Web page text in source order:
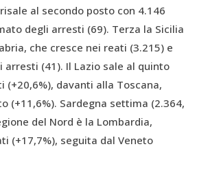
al secondo posto con 4.146
degli arresti (69). Terza la Sicilia
che cresce nei reati (3.215) e
arresti (41). Il Lazio sale al quinto
(+20,6%), davanti alla Toscana,
(+11,6%). Sardegna settima (2.364,
del Nord è la Lombardia,
(+17,7%), seguita dal Veneto